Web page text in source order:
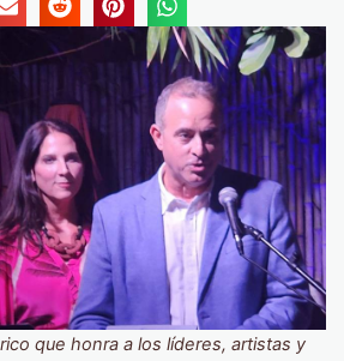
que honra a los líderes, artistas y